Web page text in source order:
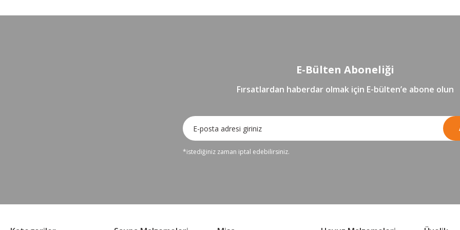
E-Bülten Aboneliği
Fırsatlardan haberdar olmak için E-bülten’e abone olun
*istediğiniz zaman iptal edebilirsiniz.